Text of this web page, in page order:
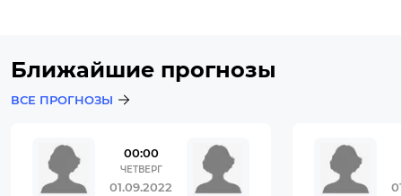
Ближайшие прогнозы
ВСЕ ПРОГНОЗЫ
00:00
ЧЕТВЕРГ
01.09.2022